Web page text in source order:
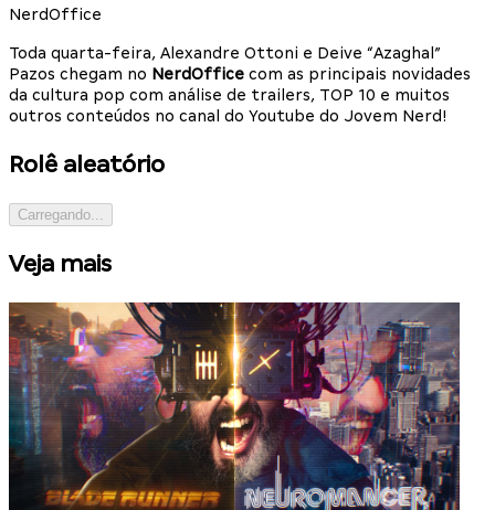
NerdOffice
Toda quarta-feira, Alexandre Ottoni e Deive “Azaghal”
Pazos chegam no NerdOffice com as principais novidades
da cultura pop com análise de trailers, TOP 10 e muitos
outros conteúdos no canal do Youtube do Jovem Nerd!
Rolê aleatório
Carregando...
Veja mais